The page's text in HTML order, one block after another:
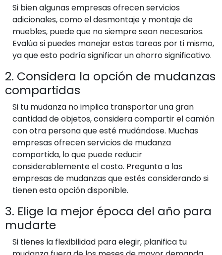
Si bien algunas empresas ofrecen servicios
adicionales, como el desmontaje y montaje de
muebles, puede que no siempre sean necesarios.
Evalúa si puedes manejar estas tareas por ti mismo,
ya que esto podría significar un ahorro significativo.
2. Considera la opción de mudanzas
compartidas
Si tu mudanza no implica transportar una gran
cantidad de objetos, considera compartir el camión
con otra persona que esté mudándose. Muchas
empresas ofrecen servicios de mudanza
compartida, lo que puede reducir
considerablemente el costo. Pregunta a las
empresas de mudanzas que estés considerando si
tienen esta opción disponible.
3. Elige la mejor época del año para
mudarte
Si tienes la flexibilidad para elegir, planifica tu